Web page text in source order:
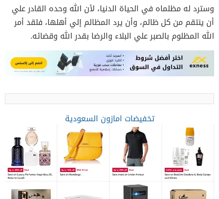
وسترد له مظلماه في الحياة الدنيا، لأن الله وحده القادر علي
أن ينتقم من كل ظالم، وأن يرد المظالم إلي أهلها، فلقد أمر
الله المظلوم بالصبر علي البلاء والرضا بقدر الله وقضائه.
تخفيضات امازون السعودية